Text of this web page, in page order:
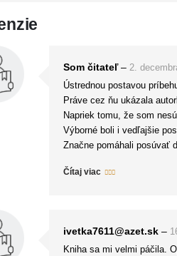
Som čitateľ – 2.
Ústrednou postavou
Práve cez ňu ukázala
Napriek tomu, že som
Výborné boli i vedľajšie
Značne pomáhali posúvať
všetko skončí.
Čítaj viac
ivetka7611@azet.sk –
Kniha sa mi velmi páčila.